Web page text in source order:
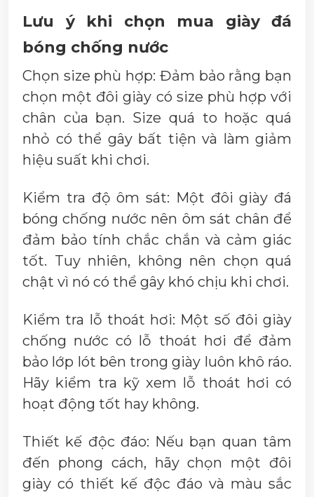
Lưu ý khi chọn mua giày đá
bóng chống nước
Chọn size phù hợp: Đảm bảo rằng bạn
chọn một đôi giày có size phù hợp với
chân của bạn. Size quá to hoặc quá
nhỏ có thể gây bất tiện và làm giảm
hiệu suất khi chơi.
Kiểm tra độ ôm sát: Một đôi giày đá
bóng chống nước nên ôm sát chân để
đảm bảo tính chắc chắn và cảm giác
tốt. Tuy nhiên, không nên chọn quá
chật vì nó có thể gây khó chịu khi chơi.
Kiểm tra lỗ thoát hơi: Một số đôi giày
chống nước có lỗ thoát hơi để đảm
bảo lớp lót bên trong giày luôn khô ráo.
Hãy kiểm tra kỹ xem lỗ thoát hơi có
hoạt động tốt hay không.
Thiết kế độc đáo: Nếu bạn quan tâm
đến phong cách, hãy chọn một đôi
giày có thiết kế độc đáo và màu sắc